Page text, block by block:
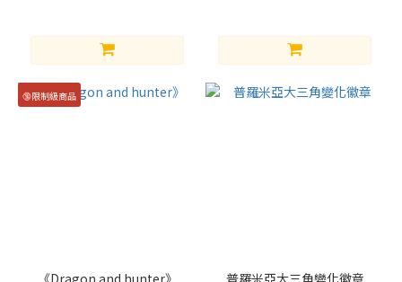
🔞限制級商品
《Dragon and hunter》 普羅米亞大三角變化徽章